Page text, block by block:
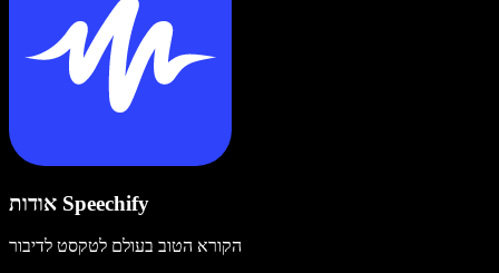
אודות Speechify
הקורא הטוב בעולם לטקסט לדיבור